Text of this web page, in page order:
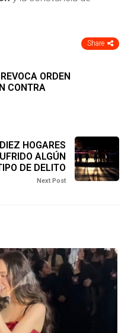
Share
ORDEN
CONTRA
HOGARES
ALGÚN
DE DELITO
Next Post